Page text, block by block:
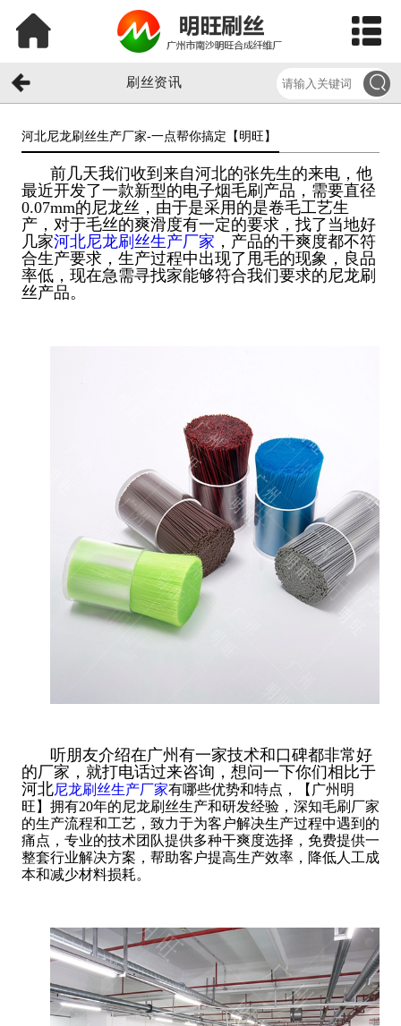
刷丝资讯
河北尼龙刷丝生产厂家-一点帮你搞定【明旺】​
前几天我们收到来自河北的张先生的来电，他
最近开发了一款新型的电子烟毛刷产品，需要直径
0.07mm的尼龙丝，由于是采用的是卷毛工艺生
产，对于毛丝的爽滑度有一定的要求，找了当地好
几家河北尼龙刷丝生产厂家 ，产品的干爽度都不符
合生产要求，生产过程中出现了甩毛的现象，良品
率低，现在急需寻找家能够符合我们要求的尼龙刷
丝产品。
听朋友介绍在广州有一家技术和口碑都非常好
的厂家，就打电话过来咨询，想问一下你们相比于
河北尼龙刷丝生产厂家有哪些优势和特点，【广州明
旺】拥有20年的尼龙刷丝生产和研发经验，深知毛刷厂家
的生产流程和工艺，致力于为客户解决生产过程中遇到的
痛点，专业的技术团队提供多种干爽度选择，免费提供一
整套行业解决方案，帮助客户提高生产效率，降低人工成
本和减少材料损耗。